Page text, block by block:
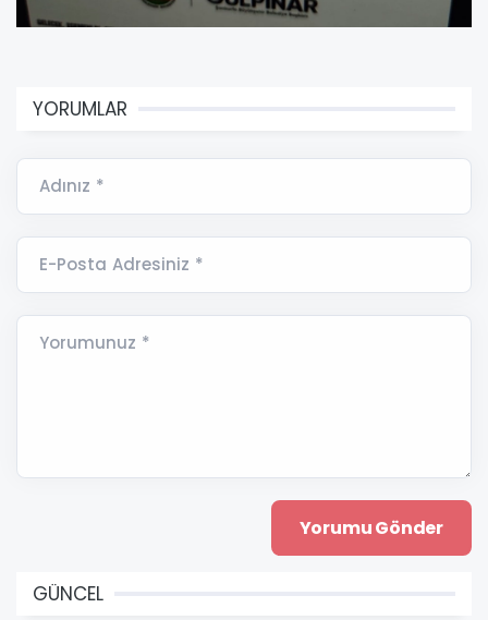
YORUMLAR
Adınız *
E-Posta Adresiniz *
Yorumunuz *
GÜNCEL